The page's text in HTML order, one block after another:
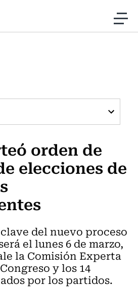
al contenido
y TV Usach
orden de
elecciones de
del nuevo proceso
el lunes 6 de marzo,
la Comisión Experta
y los 14
por los partidos.